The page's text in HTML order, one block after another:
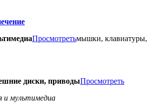
Просмотретьмышки, клавиатуры,
диски, приводыПросмотреть
и мультимедиа